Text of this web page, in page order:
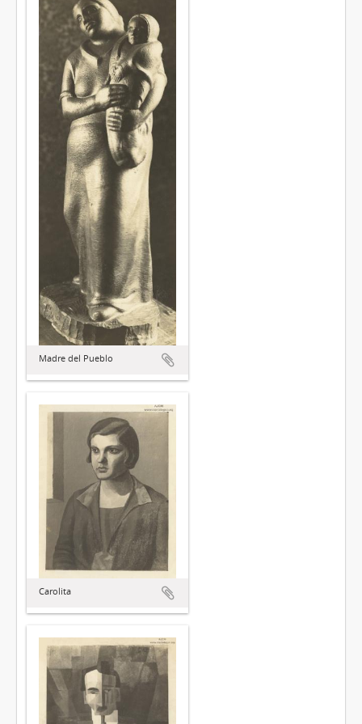
Madre del Pueblo
Carolita